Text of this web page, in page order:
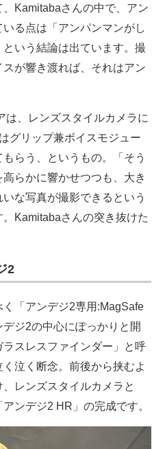
Kamitabaさんの中で、アン
る点は「アンパンマンがし
いう結論は出ています。撮
が響き渡れば、それはアン
、レンズスタイルカメラに
グリップ兼ボイスモジュー
らう、というもの。「そう
らかに響かせつつも、大き
な写真が撮影できるという
Kamitabaさんの突き抜けた
2
「アンデジ2専用:MagSafe
ジ2の中心にぽっかりと開
スレスファインダー」と呼
泣く断念。前後から挟むよ
レンズスタイルカメラと
ンデジ2 HR」の完成です。